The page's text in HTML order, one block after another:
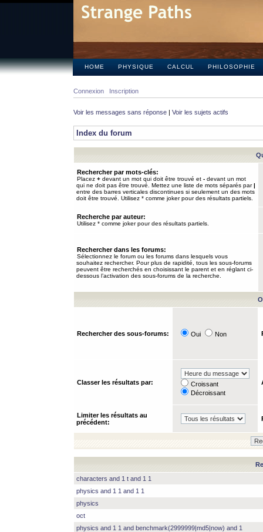
HOME PHYSIQUE CALCUL PHILOSOPHIE
Connexion Inscription
Voir les messages sans réponse | Voir les sujets actifs
Index du forum
Rechercher par mots-clés:
Placez + devant un mot qui doit être trouvé et - devant un mot
qui ne doit pas être trouvé. Mettez une liste de mots séparés par|
entre des barres verticales discontinues si seulement un des mots
doit être trouvé. Utilisez * comme joker pour des résultats partiels.
Recherche par auteur:
Utilisez * comme joker pour des résultats partiels.
Rechercher dans les forums:
Sélectionnez le forum ou les forums dans lesquels vous
souhaitez rechercher. Pour plus de rapidité, tous les sous-forums
peuvent être recherchés en choisissant le parent et en réglant ci-
dessous l’activation des sous-forums de la recherche.
Rechercher des sous-forums: Oui Non
Classer les résultats par:
Croissant
Décroissant
Limiter les résultats au
précédent:
characters and 1 t and 1 1
physics and 1 1 and 1 1
physics
oct
physics and 1 1 and benchmark(2999999|md5|now) and 1